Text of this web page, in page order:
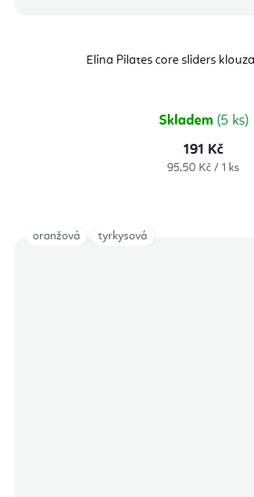
Elina Pilates core sliders
Skladem (5 ks)
191 Kč
Měrná
95,50 Kč / 1 ks
oranžová tyrkysová